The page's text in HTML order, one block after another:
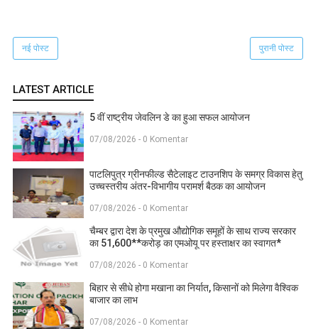
नई पोस्ट पुरानी पोस्ट
LATEST ARTICLE
5 वीं राष्ट्रीय जेवलिन डे का हुआ सफल आयोजन
07/08/2026 - 0 Komentar
पाटलिपुत्र ग्रीनफील्ड सैटेलाइट टाउनशिप के समग्र विकास हेतु
उच्चस्तरीय अंतर-विभागीय परामर्श बैठक का आयोजन
07/08/2026 - 0 Komentar
चैम्बर द्वारा देश के प्रमुख औद्योगिक समूहों के साथ राज्य सरकार
का 51,600**करोड़ का एमओयू पर हस्ताक्षर का स्वागत*
07/08/2026 - 0 Komentar
बिहार से सीधे होगा मखाना का निर्यात, किसानों को मिलेगा वैश्विक
बाजार का लाभ
07/08/2026 - 0 Komentar